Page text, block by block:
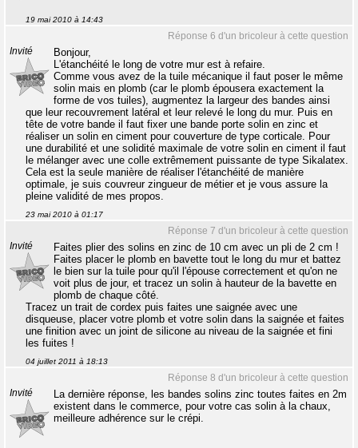
19 mai 2010 à 14:43
Réponse 6 d'un bricoleur à cette question
Invité
Bonjour,
L'étanchéité le long de votre mur est à refaire.
Comme vous avez de la tuile mécanique il faut poser le même
solin mais en plomb (car le plomb épousera exactement la
forme de vos tuiles), augmentez la largeur des bandes ainsi
que leur recouvrement latéral et leur relevé le long du mur. Puis en
tête de votre bande il faut fixer une bande porte solin en zinc et
réaliser un solin en ciment pour couverture de type corticale. Pour
une durabilité et une solidité maximale de votre solin en ciment il faut
le mélanger avec une colle extrêmement puissante de type Sikalatex.
Cela est la seule manière de réaliser l'étanchéité de manière
optimale, je suis couvreur zingueur de métier et je vous assure la
pleine validité de mes propos.
23 mai 2010 à 01:17
Réponse 7 d'un bricoleur à cette question
Invité
Faites plier des solins en zinc de 10 cm avec un pli de 2 cm !
Faites placer le plomb en bavette tout le long du mur et battez
le bien sur la tuile pour qu'il l'épouse correctement et qu'on ne
voit plus de jour, et tracez un solin à hauteur de la bavette en
plomb de chaque côté.
Tracez un trait de cordex puis faites une saignée avec une
disqueuse, placer votre plomb et votre solin dans la saignée et faites
une finition avec un joint de silicone au niveau de la saignée et fini
les fuites !
04 juillet 2011 à 18:13
Réponse 8 d'un bricoleur à cette question
Invité
La dernière réponse, les bandes solins zinc toutes faites en 2m
existent dans le commerce, pour votre cas solin à la chaux,
meilleure adhérence sur le crépi.